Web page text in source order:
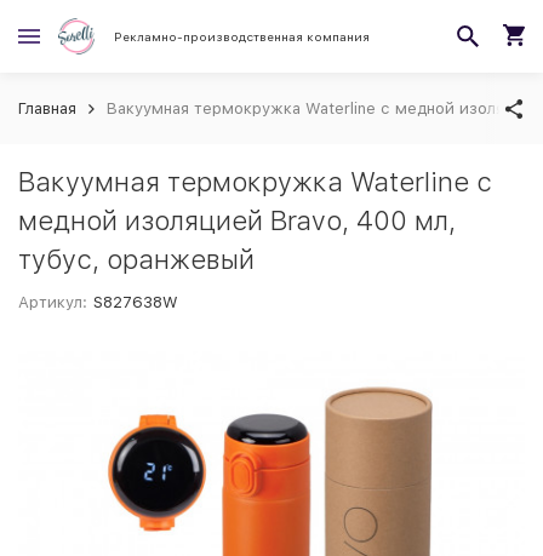
Рекламно-производственная компания
Главная Вакуумная термокружка Waterline с медной
Вакуумная термокружка Waterline с
медной изоляцией Bravo, 400 мл,
тубус, оранжевый
Артикул: S827638W